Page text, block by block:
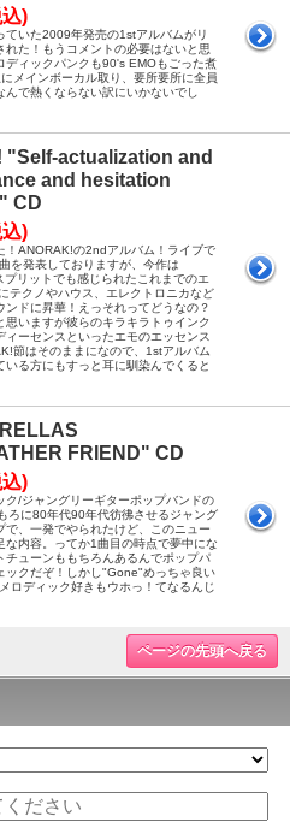
)
ていた2009年発売の1stアルバムがリ
れた！もうコメントの必要はないと思
ディックパンクも90's EMOもごった煮
メインボーカル取り、要所要所に全員
んで熱くならない訳にいかないでし
"Self-actualization and
and hesitation
CD
)
！ANORAK!の2ndアルバム！ライブで
を発表しておりますが、今作は
プリットでも感じられたこれまでのエ
テクノやハウス、エレクトロニカなど
ンドに昇華！えっそれってどうなの？
思いますが彼らのキラキラトゥインク
ィーセンスといったエモのエッセンス
節はそのままになので、1stアルバム
いる方にもすっと耳に馴染んでくると
FRIEND" CD
)
ク/ジャングリーギターポップバンドの
ろに80年代90年代彷彿させるジャング
で、一発でやられたけど、このニュー
な内容。ってか1曲目の時点で夢中にな
チューンももちろんあるんでポップパ
ックだぞ！しかし"Gone"めっちゃ良い
ロディック好きもウホっ！てなるんじ
ページの先頭へ戻る